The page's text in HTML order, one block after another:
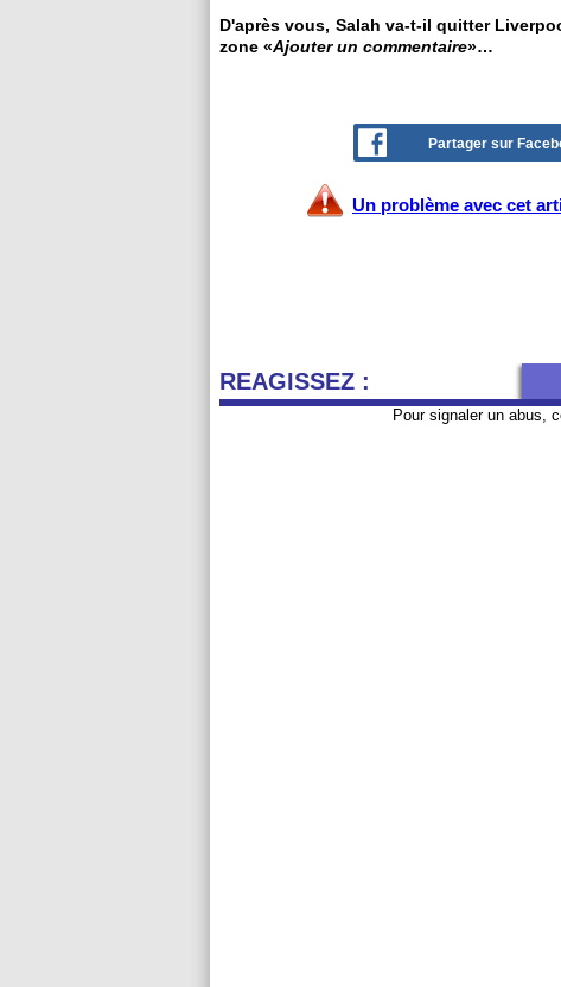
D'après vous, Salah va-t-il quitter
zone «Ajouter un commentaire»…
Partager sur
Un problème avec cet
REAGISSEZ :
Pour signaler un abus,